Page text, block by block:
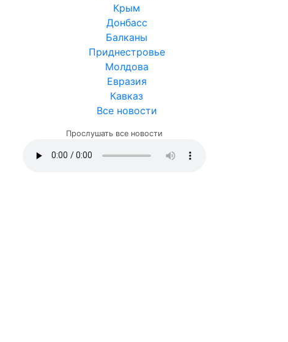
Крым
Донбасс
Балканы
Приднестровье
Молдова
Евразия
Кавказ
Все новости
Прослушать все новости